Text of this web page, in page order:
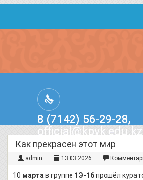
8 (7142) 56-29-28,
official@kpvk.edu.kz
г.Костанай, Проспект Кобыланды
Батыра, 3
Как прекрасен этот мир
admin 13.03.2026
10 марта в группе 1Э-16прошёл